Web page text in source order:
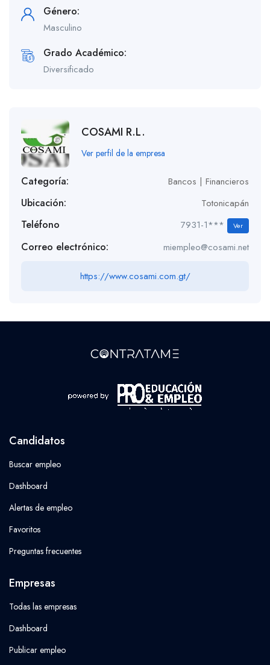
Género:
Masculino
Grado Académico:
Diversificado
COSAMI R.L.
Ver perfil de la empresa
Categoría: Bancos | Financieros
Ubicación: Totonicapán
Teléfono 7931-1*** Ver
Correo electrónico: miempleo@cosami.net
https://www.cosami.com.gt/
Candidatos
Buscar empleo
Dashboard
Alertas de empleo
Favoritos
Preguntas frecuentes
Empresas
Todas las empresas
Dashboard
Publicar empleo